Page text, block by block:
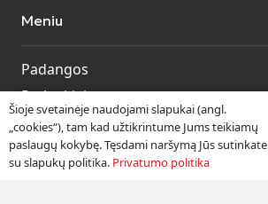
Meniu
Padangos
Ratlankiai
Kitos prekės
Paslaugos
Šioje svetainėje naudojami slapukai (angl.
„cookies“), tam kad užtikrintume Jums teikiamų
paslaugų kokybę. Tęsdami naršymą Jūs sutinkate
su slapukų politika. Privatumo politika